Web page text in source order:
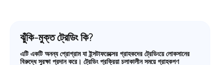
ঝুঁকি-মুক্ত ট্রেডিং কি?
এটি একটি অনন্য প্রোগ্রাম যা ইন্সটাফরেক্সের গ্রাহকদের ট্রেডিংয়ে লোকসানের
বিরুদ্ধে সুরক্ষা প্রদান করে। ট্রেডিং প্রক্রিয়া চলাকালীন সময়ে গ্রাহকগণ